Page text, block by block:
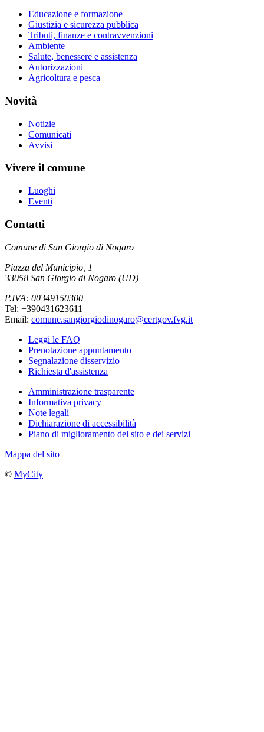
Educazione e formazione
Giustizia e sicurezza pubblica
Tributi, finanze e contravvenzioni
Ambiente
Salute, benessere e assistenza
Autorizzazioni
Agricoltura e pesca
Novità
Notizie
Comunicati
Avvisi
Vivere il comune
Luoghi
Eventi
Contatti
Comune di San Giorgio di Nogaro
Piazza del Municipio, 1
33058 San Giorgio di Nogaro (UD)
P.IVA: 00349150300
Tel: +390431623611
Email: comune.sangiorgiodinogaro@certgov.fvg.it
Leggi le FAQ
Prenotazione appuntamento
Segnalazione disservizio
Richiesta d'assistenza
Amministrazione trasparente
Informativa privacy
Note legali
Dichiarazione di accessibilità
Piano di miglioramento del sito e dei servizi
Mappa del sito
© MyCity